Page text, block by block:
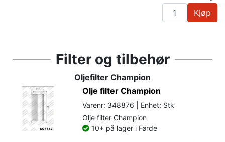
Kjøp
Filter og tilbehør
Oljefilter Champion
Olje filter Champion
Varenr: 348876 | Enhet: Stk
Olje filter Champion
10+ på lager i Førde